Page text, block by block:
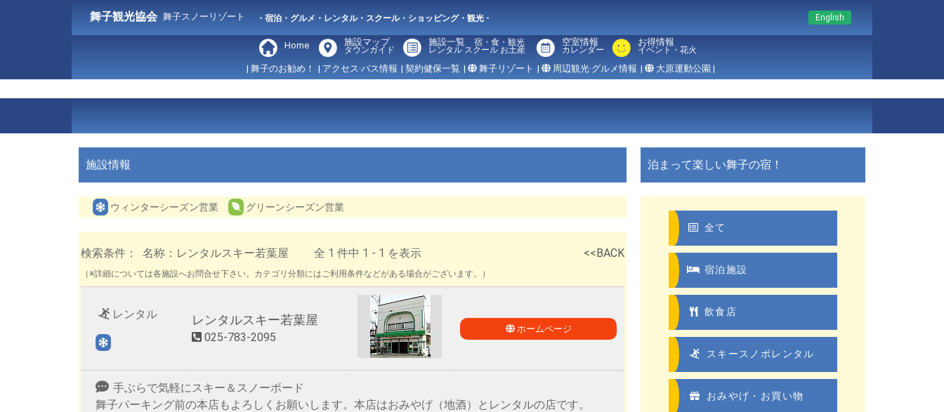
English
舞子観光協会 舞子スノーリゾート - 宿泊・グルメ・レンタル・スクール・ショッピング・観光 -
Home 施設マップ
タウンガイド
施設一覧 宿・食・観光
レンタル スクール お土産
空室情報
カレンダー
お得情報
イベント・花火
| 舞子のお勧め！ | アクセス·バス情報 | 契約健保一覧 | 舞子リゾート | 周辺観光·グルメ情報 | 大原運動公園 |
施設情報
ウィンターシーズン営業 グリーンシーズン営業
検索条件： 名称：レンタルスキー若葉屋 全 1 件中 1 - 1 を表示 <<BACK
（※詳細については各施設へお問合せ下さい。カテゴリ分類にはご利用条件などがある場合がございます。）
レンタル レンタルスキー若葉屋
025-783-2095
ホームページ
手ぶらで気軽にスキー＆スノーボード
舞子パーキング前の本店もよろしくお願いします。本店はおみやげ（地酒）とレンタルの店です。
泊まって楽しい舞子の宿！
全て
宿泊施設
飲食店
スキースノボレンタル
おみやげ・お買い物